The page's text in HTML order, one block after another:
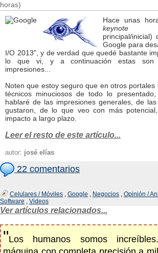
horas)
Hace unas
keynote
principal/inicial)
Google para
I/O 2013", y de verdad que quedé bastante
lo que vi, y a continuación estas son
impresiones...
Noten que estoy seguro que en otros portales
técnicos minuciosos de todo lo
hablaré de las impresiones generales, de
gustaron, de lo que veo con más
impacto a largo plazo.
Leer el resto de este artículo...
autor: josé elías
22 comentarios
Celulares / Móviles , Google , Negocios , Opinión /
Software , Videos
Ver artículos relacionados...
"Los humanos somos